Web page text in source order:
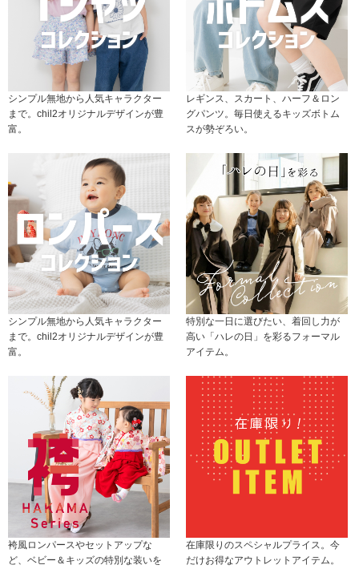
シンプル無地から人気キャラクター
まで。chil2オリジナルデザインが豊
富。
レギンス、スカート、ハーフ＆ロン
グパンツ。毎日使えるキッズボトム
スが勢ぞろい。
シンプル無地から人気キャラクター
まで。chil2オリジナルデザインが豊
富。
特別な一日に選びたい、着回し力が
高い「ハレの日」を彩るフォーマル
アイテム。
袴風ロンパースやセットアップな
ど、ベビー＆キッズの特別な装いを
在庫限りのスペシャルプライス。今
だけお得なアウトレットアイテム。